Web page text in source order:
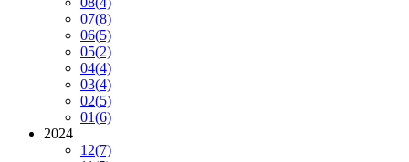
07(8)
06(5)
05(2)
04(4)
03(4)
02(5)
01(6)
2024
12(7)